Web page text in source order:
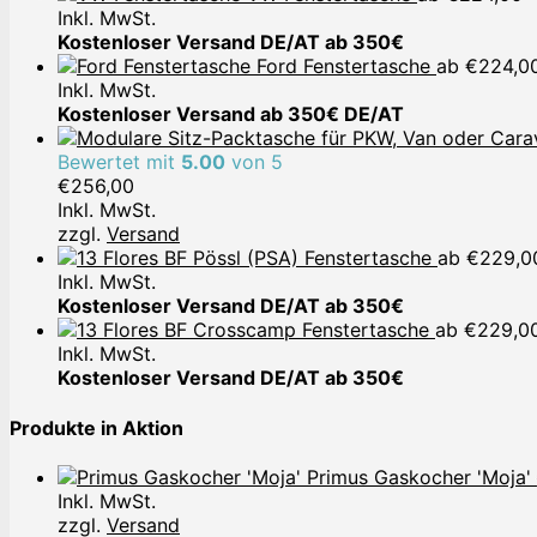
Inkl. MwSt.
Kostenloser Versand DE/AT ab 350€
Ford Fenstertasche ab €
Inkl. MwSt.
Kostenloser Versand ab 350€ DE/AT
Bewertet mit 5.00 von 5
€256,00
Inkl. MwSt.
zzgl. Versand
Pössl (PSA) Fenstertasche ab €
Inkl. MwSt.
Kostenloser Versand DE/AT ab 350€
Crosscamp Fenstertasche ab €
Inkl. MwSt.
Kostenloser Versand DE/AT ab 350€
Produkte in Aktion
Primus Gaskocher 'Moja'
Inkl. MwSt.
zzgl. Versand